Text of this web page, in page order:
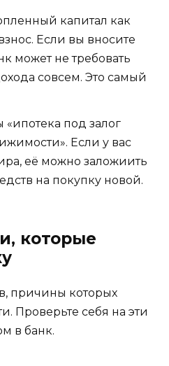
капитал как
Если вы вносите
может не требовать
совсем. Это самый
под залог
Если у вас
её можно заложиить
на покупку новой.
которые
причины которых
Проверьте себя на эти
в банк.